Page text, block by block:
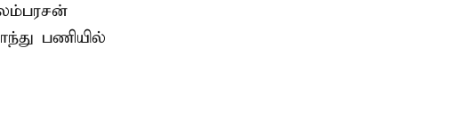
பணியில்